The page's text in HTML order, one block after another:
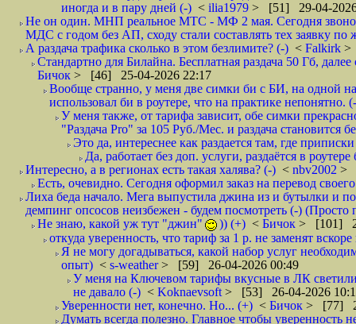
иногда и в пару дней (-) < ilia1979 > [51] 29-04-
Не он один. МНП реальное МТС - МФ 2 мая. Сегодня звонок
МДС с годом без АП, сходу стали составлять тех заявку
А раздача трафика сколько в этом безлимите? (-) < Falkirk >
Стандартно для Билайна. Бесплатная раздача 50 Гб,
Бичок > [46] 25-04-2026 22:17
Вообще странно, у меня две симки би с БИ, на одной
использовал би в роутере, что на практике непонятно.
У меня также, от тарифа зависит, обе симки
"Раздача Pro" за 105 Руб./Мес. и раздача становится
Это да, интереснее как раздается там, где
Да, работает без доп. услуги, раздаётся в
Интересно, а в регионах есть такая халява? (-) < nbv2002 >
Есть, очевидно. Сегодня оформил заказ на перевод
Лиха беда начало. Мега выпустила джина из и бутылки и
демпинг опсосов неизбежен - будем посмотреть (-) (Просто
Не знаю, какой уж тут "джин"
)) (+) < Бичок > [101]
откуда уверенность, что тариф за 1 р. не заменят
Я не могу догадываться, какой набор услуг
опыт) < s-weather> [59] 26-04-2026 00:49
У меня на Ключевом тарифы вкусные в ЛК
не давало (-) < Koknaevsoft > [53] 26-04-2026
Уверенности нет, конечно. Но... (+) < Бичок > [77]
Думать всегда полезно. Главное чтобы уверенность